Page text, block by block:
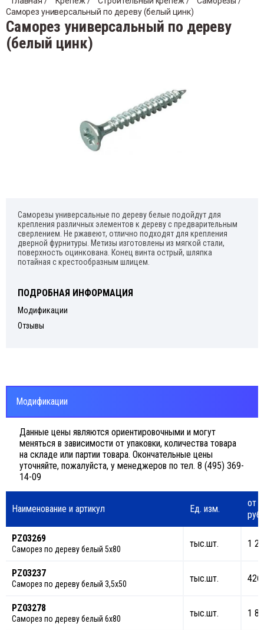
и держатели для труб
Саморез универсальный по дереву (белый цинк)
Саморез универсальный по дереву
(белый цинк)
Саморезы универсальные по дереву белые подойдут для
крепления различных элементов к дереву с предварительным
сверлением. Не ржавеют, отлично подходят для крепления
дверной фурнитуры. Метизы изготовлены из мягкой стали,
поверхность оцинкована. Конец винта острый, шляпка
потайная с крестообразным шлицем.
ПОДРОБНАЯ ИНФОРМАЦИЯ
Модификации
Отзывы
Модификации
Данные цены являются ориентировочными и могут
меняться в зависимости от упаковки, количества товара
на складе или партии товара. Окончательные цены
уточняйте, пожалуйста, у менеджеров по тел. 8 (495) 369-
14-09
Наименование и артикул Ед. изм.
от
PZ03269
Саморез по дереву белый 5х80
тыс.шт. 1
PZ03237
Саморез по дереву белый 3,5х50
тыс.шт.
PZ03278
Саморез по дереву белый 6х80
тыс.шт. 1